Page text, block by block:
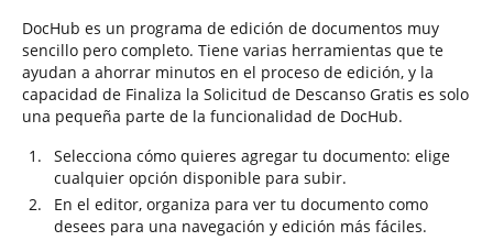
DocHub es un programa de edición de documentos muy
sencillo pero completo. Tiene varias herramientas que te
ayudan a ahorrar minutos en el proceso de edición, y la
capacidad de Finaliza la Solicitud de Descanso Gratis es solo
una pequeña parte de la funcionalidad de DocHub.
Selecciona cómo quieres agregar tu documento: elige
cualquier opción disponible para subir.
En el editor, organiza para ver tu documento como
desees para una navegación y edición más fáciles.